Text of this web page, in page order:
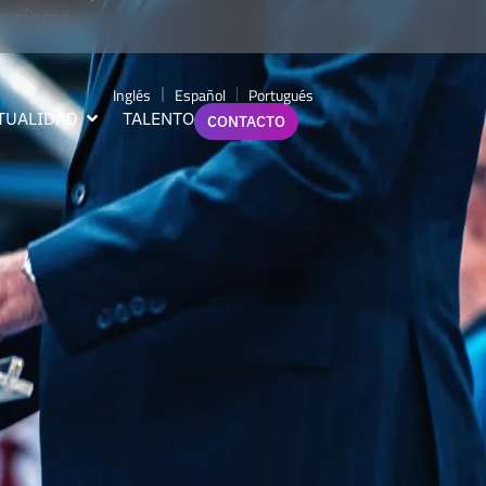
TALENTO
Inglés Español Portugués
CONTACTO
y